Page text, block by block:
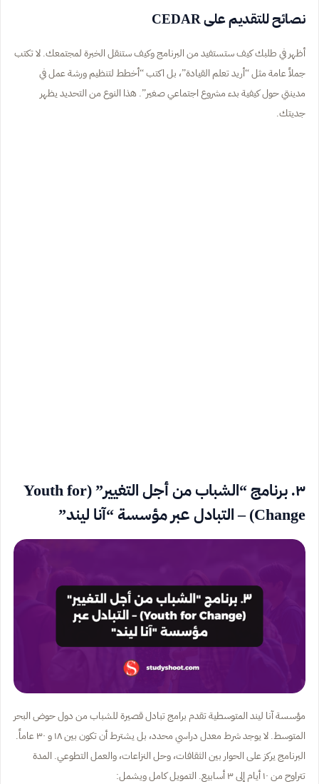
نصائح للتقديم على CEDAR
أظهر في طلبك كيف ستستفيد من البرنامج وكيف ستنقل الخبرة لمجتمعك. لا تكتب
جملاً عامة مثل “أريد تعلم القيادة”، بل اكتب “أخطط لتنظيم ورشة عمل في
مدينتي حول كيفية بدء مشروع اجتماعي صغير”. هذا النوع من التحديد يظهر
جديتك.
٣. برنامج “الشباب من أجل التغيير” (Youth for
Change) – التبادل عبر مؤسسة “آنا ليند”
مؤسسة آنا ليند المتوسطية تقدم برامج تبادل قصيرة للشباب من دول حوض البحر
المتوسط. لا يوجد شرط معدل دراسي محدد، بل يشترط أن تكون بين ١٨ و ٣٠ عاماً.
البرنامج يركز على الحوار بين الثقافات، وحل النزاعات، والعمل التطوعي. المدة
تتراوح من ١٠ أيام إلى ٣ أسابيع. التمويل كامل ويشمل: